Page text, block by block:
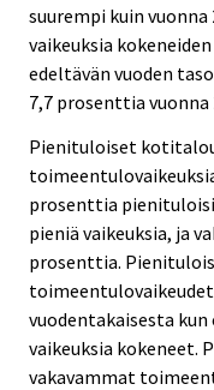
suurempi kuin vuonna
vaikeuksia
edeltävän vuoden
7,7 prosenttia vuonna
Pienituloiset
prosenttia
pieniä vaikeuksia, ja
prosenttia.
vuodentakaisesta
vaikeuksia kokeneet.
vakavammat